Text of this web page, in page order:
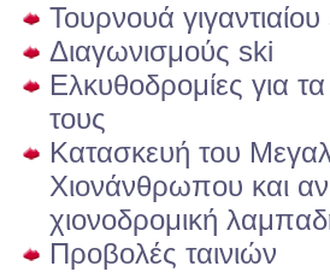
Τουρνουά
Διαγωνισμούς ski
Ελκυθοδρομίες για τα
τους
Κατασκευή του
Χιονάνθρωπου και
χιονοδρομική
Προβολές ταινιών